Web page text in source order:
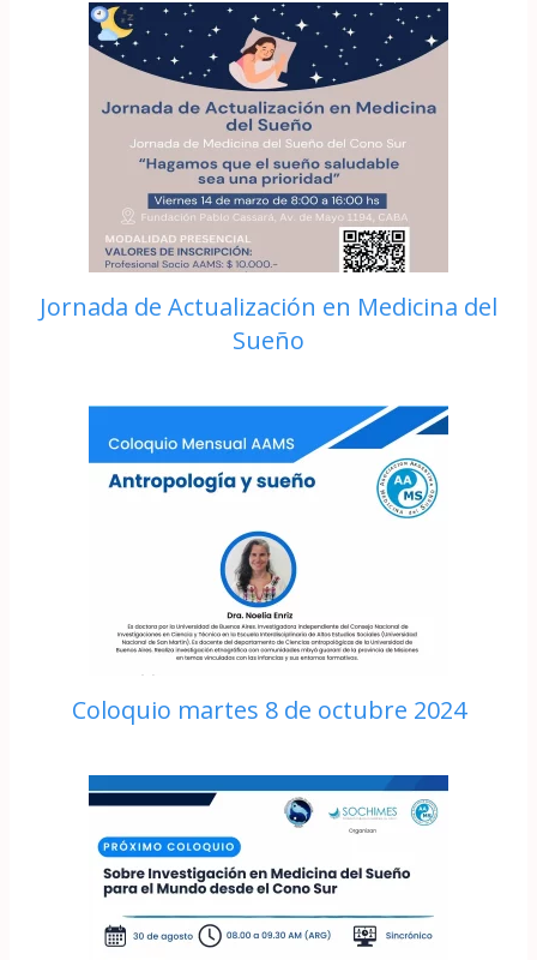
Jornada de Actualización en Medicina del
Sueño
Coloquio martes 8 de octubre 2024